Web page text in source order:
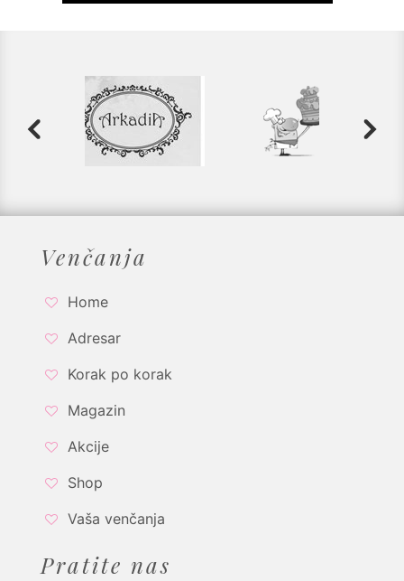
Venčanja
Home
Adresar
Korak po korak
Magazin
Akcije
Shop
Vaša venčanja
Pratite nas